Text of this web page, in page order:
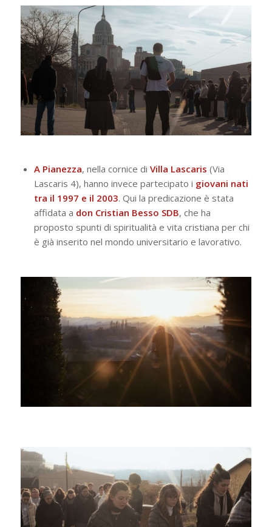
A Pianezza, nella cornice di Villa Lascaris (Via
Lascaris 4), hanno invece partecipato i giovani nati
tra il 1997 e il 2003. Qui la predicazione è stata
affidata a don Cristian Besso SDB, che ha
proposto spunti di spiritualità e vita cristiana per chi
è già inserito nel mondo universitario e lavorativo.